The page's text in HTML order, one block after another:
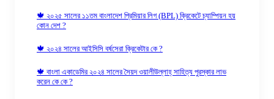
🍁 ২০২৫ সালের ১১তম বাংলাদেশ প্রিমিয়ার লিগ (BPL) ক্রিকেটে চ্যাম্পিয়ন হয়
কোন দেশ ?
🍁 ২০২৪ সালের আইসিসি বর্ষসেরা ক্রিকেটার কে ?
🍁 বাংলা একাডেমির ২০২৪ সালের সৈয়দ ওয়ালীউল্লাহ্‌ সাহিত্য পুরস্কার লাভ
করেন কে কে ?